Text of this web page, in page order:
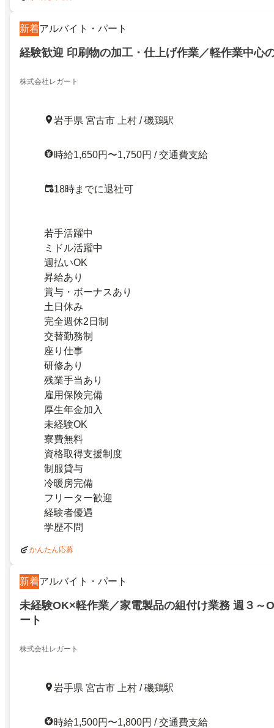
新着アルバイト・パート
経験歓迎 印刷物の加工・仕上げ作業／軽作業中心
株式会社レガート
岩手県 宮古市 上村 / 磯鶏駅
時給1,650円〜1,750円 / 交通費支給
18時までに退社可
若手活躍中
ミドル活躍中
週払いOK
昇給あり
賞与・ボーナスあり
土日休み
完全週休2日制
交替勤務制
座り仕事
研修あり
残業手当あり
雇用保険完備
厚生年金加入
未経験OK
寮費無料
資格取得支援制度
制服貸与
冷暖房完備
フリーター歓迎
経験者優遇
学歴不問
かんたん応募
新着アルバイト・パート
未経験OK×軽作業／家電製品の組付け業務 週３～
ート
株式会社レガート
岩手県 宮古市 上村 / 磯鶏駅
時給1,500円〜1,800円 / 交通費支給